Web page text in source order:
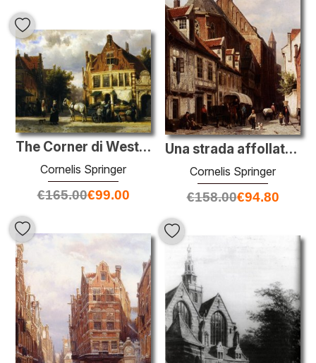
Una strada affollata nel Brema con la chiesa di Saint Johann In
Cornelis Springer
€158.00€94.80
The Corner di Westerstraat e Tabakstraat a Enkhuizen
Cornelis Springer
€165.00€99.00